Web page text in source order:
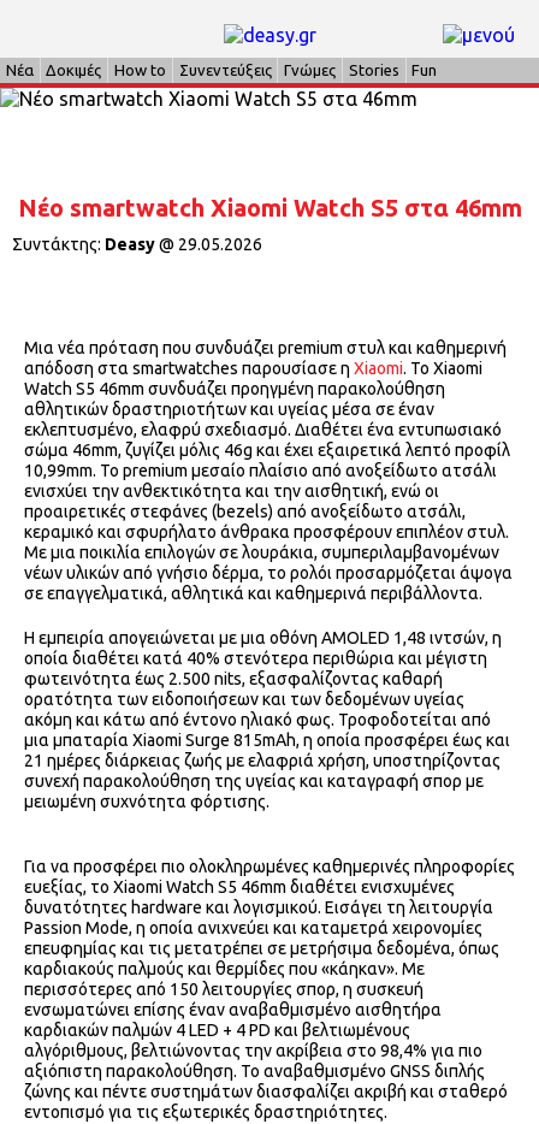
Νέα Δοκιμές How to Συνεντεύξεις Γνώμες Stories Fun
Νέο smartwatch Xiaomi Watch S5 στα 46mm
Συντάκτης: Deasy@ 29.05.2026
Μια νέα πρόταση που συνδυάζει premium στυλ και καθημερινή
απόδοση στα smartwatches παρουσίασε η Xiaomi. Το Xiaomi
Watch S5 46mm συνδυάζει προηγμένη παρακολούθηση
αθλητικών δραστηριοτήτων και υγείας μέσα σε έναν
εκλεπτυσμένο, ελαφρύ σχεδιασμό. Διαθέτει ένα εντυπωσιακό
σώμα 46mm, ζυγίζει μόλις 46g και έχει εξαιρετικά λεπτό προφίλ
10,99mm. Το premium μεσαίο πλαίσιο από ανοξείδωτο ατσάλι
ενισχύει την ανθεκτικότητα και την αισθητική, ενώ οι
προαιρετικές στεφάνες (bezels) από ανοξείδωτο ατσάλι,
κεραμικό και σφυρήλατο άνθρακα προσφέρουν επιπλέον στυλ.
Με μια ποικιλία επιλογών σε λουράκια, συμπεριλαμβανομένων
νέων υλικών από γνήσιο δέρμα, το ρολόι προσαρμόζεται άψογα
σε επαγγελματικά, αθλητικά και καθημερινά περιβάλλοντα.
Η εμπειρία απογειώνεται με μια οθόνη AMOLED 1,48 ιντσών, η
οποία διαθέτει κατά 40% στενότερα περιθώρια και μέγιστη
φωτεινότητα έως 2.500 nits, εξασφαλίζοντας καθαρή
ορατότητα των ειδοποιήσεων και των δεδομένων υγείας
ακόμη και κάτω από έντονο ηλιακό φως. Τροφοδοτείται από
μια μπαταρία Xiaomi Surge 815mAh, η οποία προσφέρει έως και
21 ημέρες διάρκειας ζωής με ελαφριά χρήση, υποστηρίζοντας
συνεχή παρακολούθηση της υγείας και καταγραφή σπορ με
μειωμένη συχνότητα φόρτισης.
Για να προσφέρει πιο ολοκληρωμένες καθημερινές πληροφορίες
ευεξίας, το Xiaomi Watch S5 46mm διαθέτει ενισχυμένες
δυνατότητες hardware και λογισμικού. Εισάγει τη λειτουργία
Passion Mode, η οποία ανιχνεύει και καταμετρά χειρονομίες
επευφημίας και τις μετατρέπει σε μετρήσιμα δεδομένα, όπως
καρδιακούς παλμούς και θερμίδες που «κάηκαν». Με
περισσότερες από 150 λειτουργίες σπορ, η συσκευή
ενσωματώνει επίσης έναν αναβαθμισμένο αισθητήρα
καρδιακών παλμών 4 LED + 4 PD και βελτιωμένους
αλγόριθμους, βελτιώνοντας την ακρίβεια στο 98,4% για πιο
αξιόπιστη παρακολούθηση. Το αναβαθμισμένο GNSS διπλής
ζώνης και πέντε συστημάτων διασφαλίζει ακριβή και σταθερό
εντοπισμό για τις εξωτερικές δραστηριότητες.